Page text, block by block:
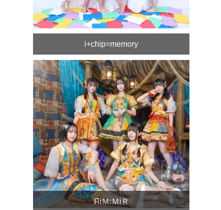
i+chip=memory
ЯiＭ:ＭiＲ